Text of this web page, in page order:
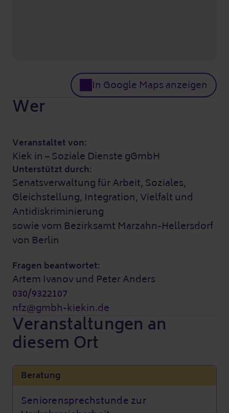
In Google Maps anzeigen
Wer
Veranstaltet von:
Kiek in – Soziale Dienste gGmbH
Unterstützt durch:
Senatsverwaltung für Arbeit, Soziales,
Gleichstellung, Integration, Vielfalt und
Antidiskriminierung
sowie vom Bezirksamt Marzahn-Hellersdorf
von Berlin
Fragen beantwortet:
Artem Ivanov und Peter Anders
030/9322107
nfz@gmbh-kiekin.de
Veranstaltungen an
diesem Ort
Beratung
Seniorensprechstunde zur